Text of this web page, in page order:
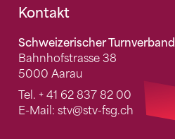
Fusszeile
Kontakt
Schweizerischer Turnverband
Bahnhofstrasse 38
5000 Aarau
Tel. + 41 62 837 82 00
E-Mail: stv@stv-fsg.ch